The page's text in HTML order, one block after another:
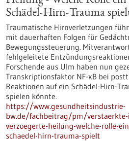
Schädel-Hirn-Trauma
Traumatische Hirnverletzungen
mit dauerhaften Folgen für
Bewegungssteuerung.
fehlgeleitete
Forschende aus Ulm haben nun
Transkriptionsfaktor NF-κB bei
Reaktionen auf ein Schädel-Hirn-
spielen könnte.
https://www.gesundheitsindustrie-
bw.de/fachbeitrag/pm/
verzoegerte-heilung-welche-rolle-
schaedel-hirn-trauma-spielt